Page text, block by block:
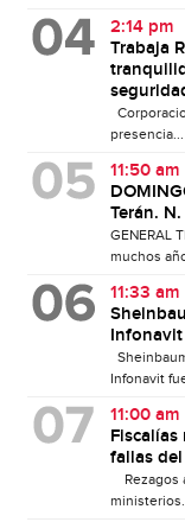
2:14 pm
Trabaja
presencia...
11:50 am
Terán. N.
GENERAL
muchos
11:33 am
Infonavit
11:00 am
Fiscalías
fallas
Rezagos